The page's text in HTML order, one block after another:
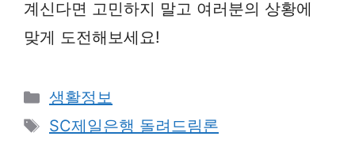
계신다면 고민하지 말고 여러분의 상황에
맞게 도전해보세요!
Categories
생활정보
Tags
SC제일은행 돌려드림론